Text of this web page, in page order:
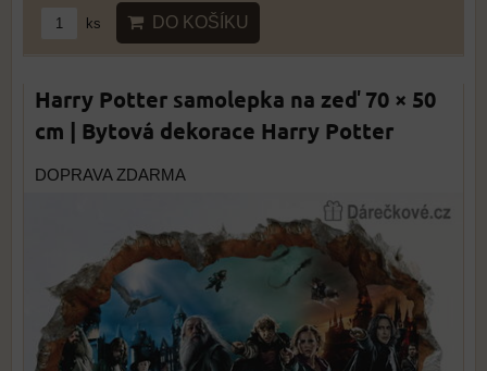
ks DO KOŠÍKU
Harry Potter samolepka na zeď 70 × 50
cm | Bytová dekorace Harry Potter
DOPRAVA ZDARMA